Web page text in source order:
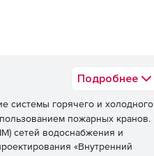
Подробнее
системы горячего и холодного
пожарных кранов.
сетей водоснабжения и
«Внутренний